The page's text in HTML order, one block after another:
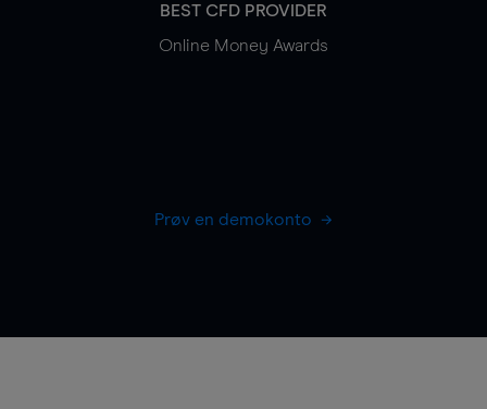
BEST CFD PROVIDER
Online Money Awards
Prøv en demokonto